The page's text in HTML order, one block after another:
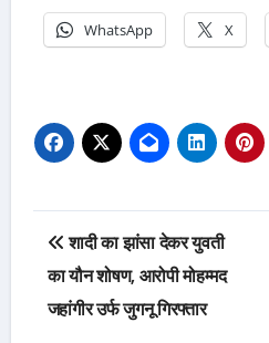
WhatsApp X
Post
navigation
शादी का झांसा देकर युवती
का यौन शोषण, आरोपी मोहम्मद
जहांगीर उर्फ जुगनू गिरफ्तार